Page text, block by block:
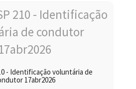
- Identificação voluntária de
17abr2026